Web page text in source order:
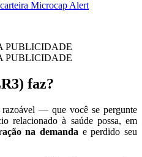
Microcap Alert
PUBLICIDADE
PUBLICIDADE
faz?
— que você se pergunte
relacionado à saúde possa, em
na demanda e perdido seu